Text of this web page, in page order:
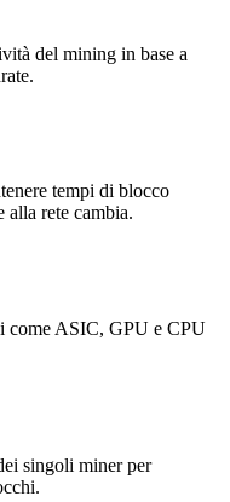
del mining in base a
tempi di blocco
alla rete cambia.
come ASIC, GPU e CPU
singoli miner per